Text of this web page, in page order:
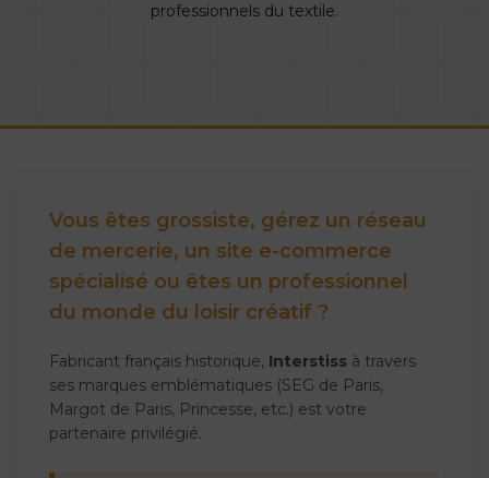
professionnels du textile.
Vous êtes grossiste, gérez un réseau
de mercerie, un site e-commerce
spécialisé ou êtes un professionnel
du monde du loisir créatif ?
Fabricant français historique, Interstiss à travers
ses marques emblématiques (SEG de Paris,
Margot de Paris, Princesse, etc.) est votre
partenaire privilégié.